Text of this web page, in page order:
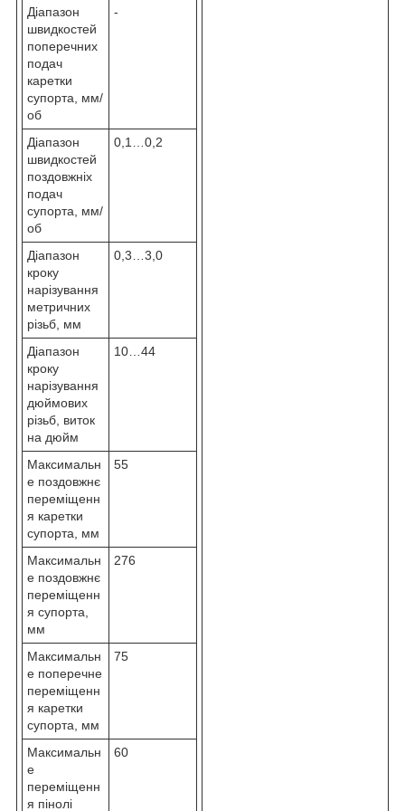
Діапазон
швидкостей
поперечних
подач
каретки
супорта, мм/
об
-
Діапазон
швидкостей
поздовжніх
подач
супорта, мм/
об
0,1…0,2
Діапазон
кроку
нарізування
метричних
різьб, мм
0,3…3,0
Діапазон
кроку
нарізування
дюймових
різьб, виток
на дюйм
10…44
Максимальн
е поздовжнє
переміщенн
я каретки
супорта, мм
55
Максимальн
е поздовжнє
переміщенн
я супорта,
мм
276
Максимальн
е поперечне
переміщенн
я каретки
супорта, мм
75
Максимальн
е
переміщенн
я пінолі
60